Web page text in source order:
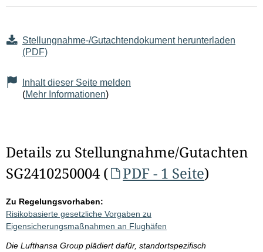
Stellungnahme-/Gutachtendokument herunterladen
(PDF)
Inhalt dieser Seite melden
(Mehr Informationen)
Details zu Stellungnahme/Gutachten
SG2410250004 (
PDF - 1 Seite)
Zu Regelungsvorhaben:
Risikobasierte gesetzliche Vorgaben zu
Eigensicherungsmaßnahmen an Flughäfen
Die Lufthansa Group plädiert dafür, standortspezifisch